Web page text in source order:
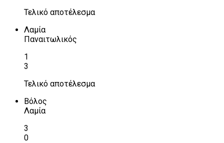
Τελικό αποτέλεσμα
Λαμία
Παναιτωλικός
1
3
Τελικό αποτέλεσμα
Βόλος
Λαμία
3
0